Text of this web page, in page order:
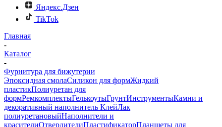
Яндекс.Дзен
TikTok
Главная
-
Каталог
-
Фурнитура для бижутерии
Эпоксидная смолаСиликон для формЖидкий
пластикПолиуретан для
формРемкомплектыГелькоутыГрунтИнструментыКамни и
декоративный наполнитель КлейЛак
полиуретановыйНаполнители и
красителиОтвердителиПластификаторПланшеты для